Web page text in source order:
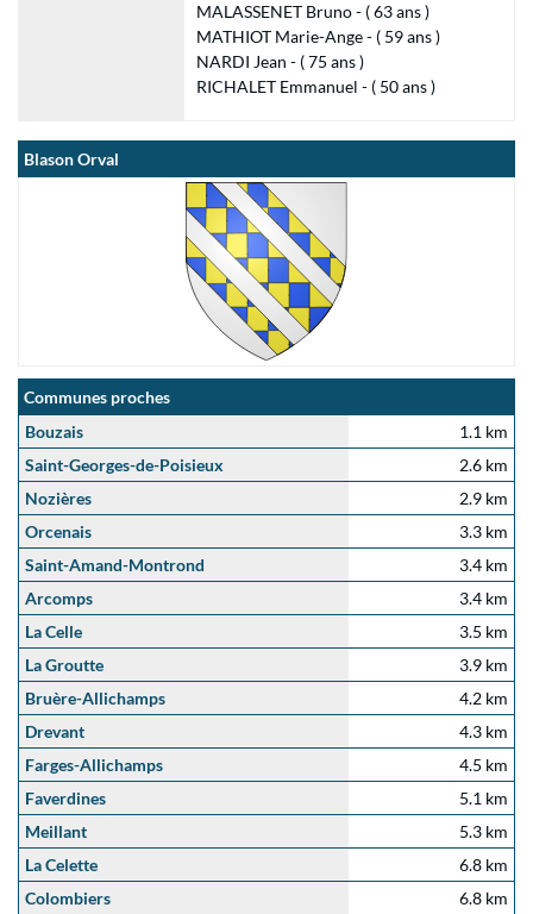
MALASSENET Bruno - ( 63 ans )
MATHIOT Marie-Ange - ( 59 ans )
NARDI Jean - ( 75 ans )
RICHALET Emmanuel - ( 50 ans )
Blason Orval
Communes proches
Bouzais
1.1 km
Saint-Georges-de-Poisieux
2.6 km
Nozières
2.9 km
Orcenais
3.3 km
Saint-Amand-Montrond
3.4 km
Arcomps
3.4 km
La Celle
3.5 km
La Groutte
3.9 km
Bruère-Allichamps
4.2 km
Drevant
4.3 km
Farges-Allichamps
4.5 km
Faverdines
5.1 km
Meillant
5.3 km
La Celette
6.8 km
Colombiers
6.8 km